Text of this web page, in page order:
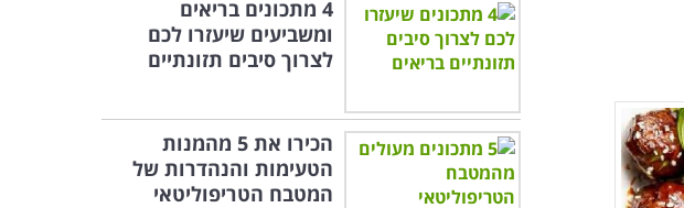
4 מתכונים בריאים
ומשביעים שיעזרו לכם
לצרוך סיבים תזונתיים
הכירו את 5 מהמנות
הטעימות והנהדרות של
המטבח הטריפוליטאי